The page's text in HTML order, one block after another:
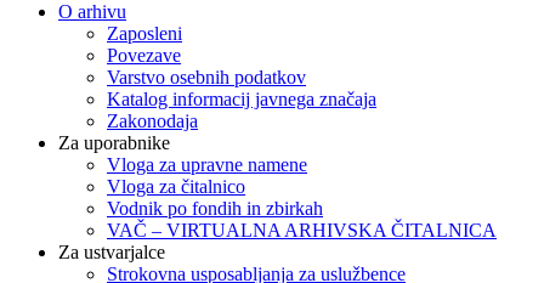
O arhivu
Zaposleni
Povezave
Varstvo osebnih podatkov
Katalog informacij javnega značaja
Zakonodaja
Za uporabnike
Vloga za upravne namene
Vloga za čitalnico
Vodnik po fondih in zbirkah
VAČ – VIRTUALNA ARHIVSKA ČITALNICA
Za ustvarjalce
Strokovna usposabljanja za uslužbence